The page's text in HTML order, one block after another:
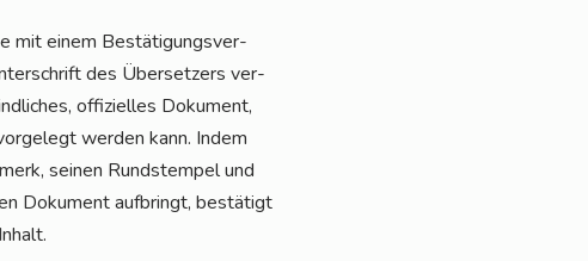
mit einem Bestä­ti­gungs­ver­
des Über­set­zers ver­
offi­zi­el­les Doku­ment,
wer­den kann. Indem
sei­nen Rund­s­tem­pel und
Doku­ment auf­bringt, bestä­tigt